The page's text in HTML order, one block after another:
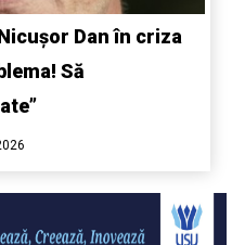
Dan în criza
Să